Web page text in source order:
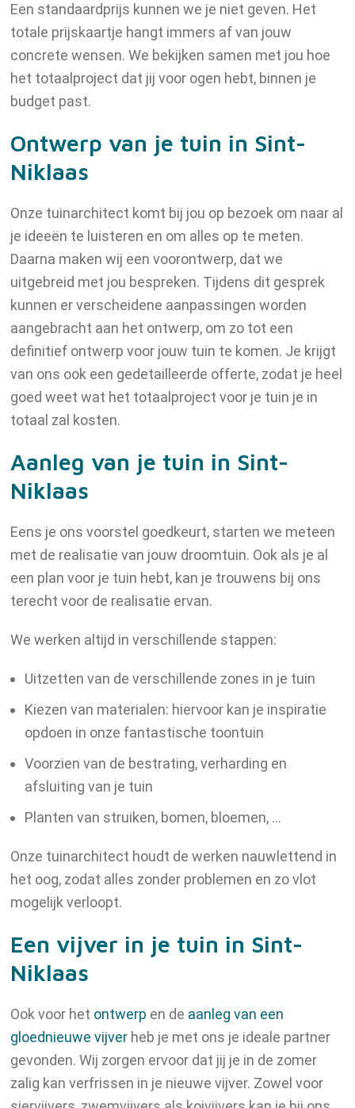
Een standaardprijs kunnen we je niet geven. Het
totale prijskaartje hangt immers af van jouw
concrete wensen. We bekijken samen met jou hoe
het totaalproject dat jij voor ogen hebt, binnen je
budget past.
Ontwerp van je tuin in Sint-
Niklaas
Onze tuinarchitect komt bij jou op bezoek om naar al
je ideeën te luisteren en om alles op te meten.
Daarna maken wij een voorontwerp, dat we
uitgebreid met jou bespreken. Tijdens dit gesprek
kunnen er verscheidene aanpassingen worden
aangebracht aan het ontwerp, om zo tot een
definitief ontwerp voor jouw tuin te komen. Je krijgt
van ons ook een gedetailleerde offerte, zodat je heel
goed weet wat het totaalproject voor je tuin je in
totaal zal kosten.
Aanleg van je tuin in Sint-
Niklaas
Eens je ons voorstel goedkeurt, starten we meteen
met de realisatie van jouw droomtuin. Ook als je al
een plan voor je tuin hebt, kan je trouwens bij ons
terecht voor de realisatie ervan.
We werken altijd in verschillende stappen:
Uitzetten van de verschillende zones in je tuin
Kiezen van materialen: hiervoor kan je inspiratie
opdoen in onze fantastische toontuin
Voorzien van de bestrating, verharding en
afsluiting van je tuin
Planten van struiken, bomen, bloemen, …
Onze tuinarchitect houdt de werken nauwlettend in
het oog, zodat alles zonder problemen en zo vlot
mogelijk verloopt.
Een vijver in je tuin in Sint-
Niklaas
Ook voor het ontwerp en de aanleg van een
gloednieuwe vijver heb je met ons je ideale partner
gevonden. Wij zorgen ervoor dat jij je in de zomer
zalig kan verfrissen in je nieuwe vijver. Zowel voor